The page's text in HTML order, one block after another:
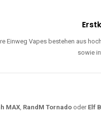
Einweg Vapes bestehen aus
sowie
MAX, RandM Tornado oder Elf